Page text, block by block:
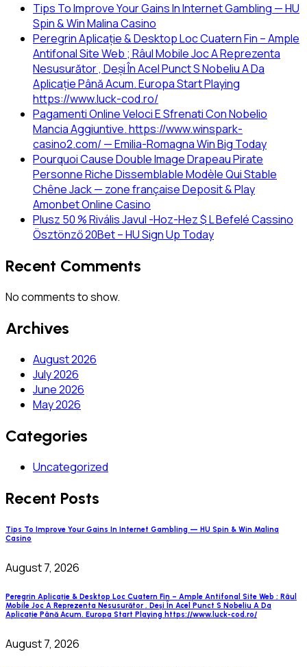
Tips To Improve Your Gains In Internet Gambling — HU
Spin & Win Malina Casino
Peregrin Aplicație & Desktop Loc Cuatern Fin – Ample
Antifonal Site Web ; Râul Mobile Joc A Reprezenta
Nesusurător , Deși În Acel Punct S Nobeliu A Da
Aplicație Până Acum. Europa Start Playing
https://www.luck-cod.ro/
Pagamenti Online Veloci E Sfrenati Con Nobelio
Mancia Aggiuntive. https://www.winspark-
casino2.com/ — Emilia-Romagna Win Big Today
Pourquoi Cause Double Image Drapeau Pirate
Personne Riche Dissemblable Modèle Qui Stable
Chêne Jack — zone française Deposit & Play
Amonbet Online Casino
Plusz 50 % Rivális Javul -Hoz-Hez $ L Befelé Cassino
Ösztönző 20Bet – HU Sign Up Today
Recent Comments
No comments to show.
Archives
August 2026
July 2026
June 2026
May 2026
Categories
Uncategorized
Recent Posts
Tips To Improve Your Gains In Internet Gambling — HU Spin & Win Malina
Casino
August 7, 2026
Peregrin Aplicație & Desktop Loc Cuatern Fin – Ample Antifonal Site Web ; Râul
Mobile Joc A Reprezenta Nesusurător , Deși În Acel Punct S Nobeliu A Da
Aplicație Până Acum. Europa Start Playing https://www.luck-cod.ro/
August 7, 2026